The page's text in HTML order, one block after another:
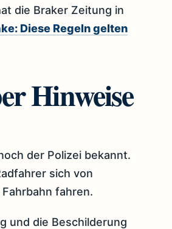
die Braker Zeitung in
Diese Regeln gelten
Hinweise
der Polizei bekannt.
sich von
fahren.
und die Beschilderung